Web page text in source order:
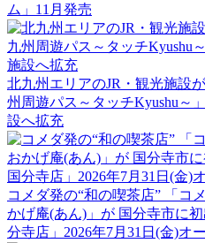
ム」11月発売
北九州エリアのJR・観光施設
州周遊パス～タッチKyushu～
設へ拡充
コメダ発の“和の喫茶店” 「コ
かげ庵(あん)」が 国分寺市に
分寺店」2026年7月31日(金)オ